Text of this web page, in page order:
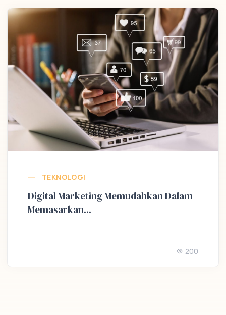
TEKNOLOGI
Digital Marketing Memudahkan Dalam
Memasarkan...
200